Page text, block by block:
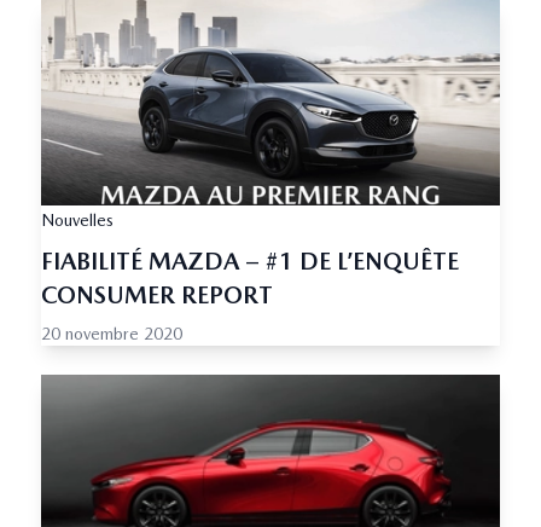
Nouvelles
FIABILITÉ MAZDA – #1 DE L’ENQUÊTE
CONSUMER REPORT
20 novembre 2020